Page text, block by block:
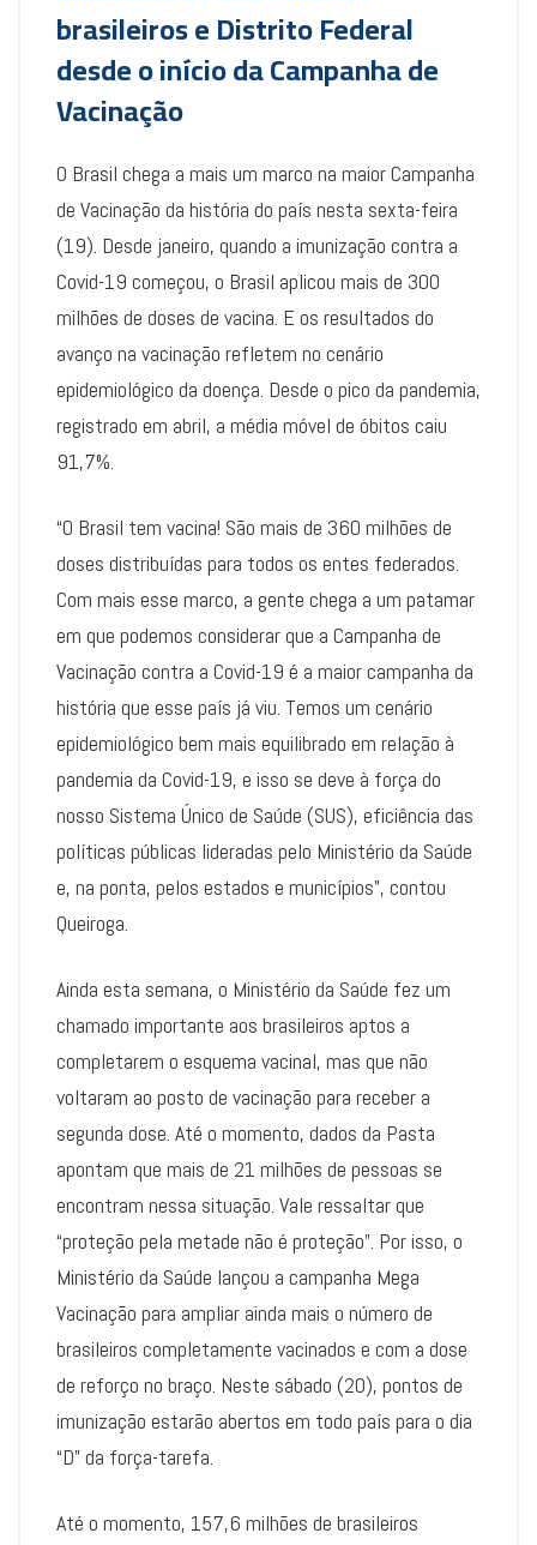
brasileiros e Distrito Federal
desde o início da Campanha de
Vacinação
O Brasil chega a mais um marco na maior Campanha
de Vacinação da história do país nesta sexta-feira
(19). Desde janeiro, quando a imunização contra a
Covid-19 começou, o Brasil aplicou mais de 300
milhões de doses de vacina. E os resultados do
avanço na vacinação refletem no cenário
epidemiológico da doença. Desde o pico da pandemia,
registrado em abril, a média móvel de óbitos caiu
91,7%.
“O Brasil tem vacina! São mais de 360 milhões de
doses distribuídas para todos os entes federados.
Com mais esse marco, a gente chega a um patamar
em que podemos considerar que a Campanha de
Vacinação contra a Covid-19 é a maior campanha da
história que esse país já viu. Temos um cenário
epidemiológico bem mais equilibrado em relação à
pandemia da Covid-19, e isso se deve à força do
nosso Sistema Único de Saúde (SUS), eficiência das
políticas públicas lideradas pelo Ministério da Saúde
e, na ponta, pelos estados e municípios”, contou
Queiroga.
Ainda esta semana, o Ministério da Saúde fez um
chamado importante aos brasileiros aptos a
completarem o esquema vacinal, mas que não
voltaram ao posto de vacinação para receber a
segunda dose. Até o momento, dados da Pasta
apontam que mais de 21 milhões de pessoas se
encontram nessa situação. Vale ressaltar que
“proteção pela metade não é proteção”. Por isso, o
Ministério da Saúde lançou a campanha Mega
Vacinação para ampliar ainda mais o número de
brasileiros completamente vacinados e com a dose
de reforço no braço. Neste sábado (20), pontos de
imunização estarão abertos em todo país para o dia
“D” da força-tarefa.
Até o momento, 157,6 milhões de brasileiros